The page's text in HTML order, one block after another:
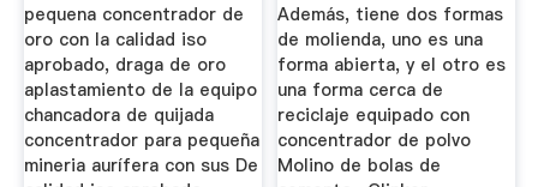
pequena concentrador de
oro con la calidad iso
aprobado, draga de oro
aplastamiento de la equipo
chancadora de quijada
concentrador para pequeña
mineria aurífera con sus De
Además, tiene dos formas
de molienda, uno es una
forma abierta, y el otro es
una forma cerca de
reciclaje equipado con
concentrador de polvo
Molino de bolas de